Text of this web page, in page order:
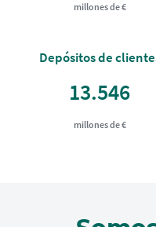
millones de €
Depósitos de
13.546
millones de €